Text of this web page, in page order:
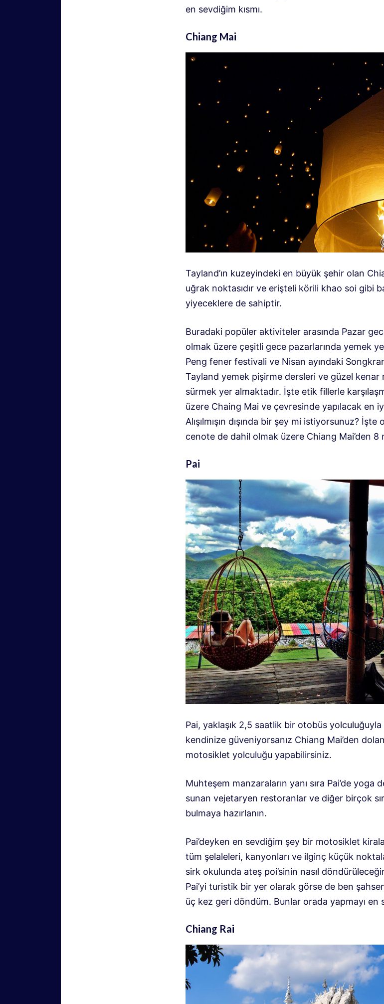
en sevdiğim kısmı.
Chiang Mai
Tayland’ın kuzeyindeki en büyük şehir olan
uğrak noktasıdır ve erişteli körili khao soi gibi
yiyeceklere de sahiptir.
Buradaki popüler aktiviteler arasında Pazar
olmak üzere çeşitli gece pazarlarında yemek
Peng fener festivali ve Nisan ayındaki
Tayland yemek pişirme dersleri ve güzel
sürmek yer almaktadır. İşte etik fillerle
üzere Chaing Mai ve çevresinde yapılacak en
Alışılmışın dışında bir şey mi istiyorsunuz?
cenote de dahil olmak üzere Chiang Mai’den
Pai
Pai, yaklaşık 2,5 saatlik bir otobüs
kendinize güveniyorsanız Chiang Mai’den
motosiklet yolculuğu yapabilirsiniz.
Muhteşem manzaraların yanı sıra Pai’de yoga
sunan vejetaryen restoranlar ve diğer birçok
bulmaya hazırlanın.
Pai’deyken en sevdiğim şey bir motosiklet
tüm şelaleleri, kanyonları ve ilginç küçük
sirk okulunda ateş poi’sinin nasıl
Pai’yi turistik bir yer olarak görse de ben
üç kez geri döndüm. Bunlar orada yapmayı en
Chiang Rai